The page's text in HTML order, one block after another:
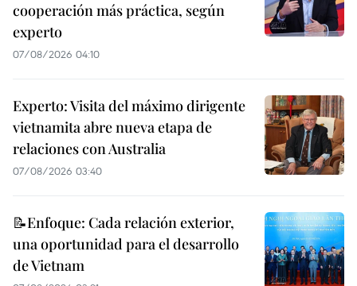
cooperación más práctica, según
experto
07/08/2026 04:10
Experto: Visita del máximo dirigente
vietnamita abre nueva etapa de
relaciones con Australia
07/08/2026 03:40
📝Enfoque: Cada relación exterior,
una oportunidad para el desarrollo
de Vietnam